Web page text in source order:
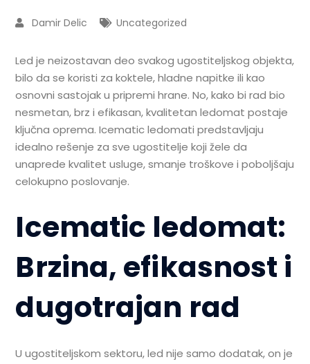
Damir Delic Uncategorized
Led je neizostavan deo svakog ugostiteljskog objekta,
bilo da se koristi za koktele, hladne napitke ili kao
osnovni sastojak u pripremi hrane. No, kako bi rad bio
nesmetan, brz i efikasan, kvalitetan ledomat postaje
ključna oprema. Icematic ledomati predstavljaju
idealno rešenje za sve ugostitelje koji žele da
unaprede kvalitet usluge, smanje troškove i poboljšaju
celokupno poslovanje.
Icematic ledomat:
Brzina, efikasnost i
dugotrajan rad
U ugostiteljskom sektoru, led nije samo dodatak, on je